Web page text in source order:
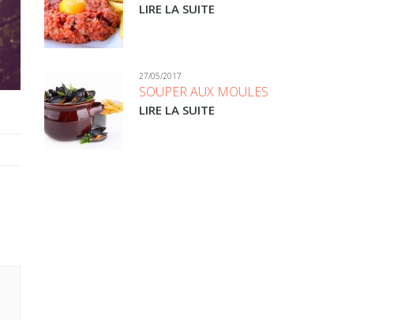
LIRE LA SUITE
27/05/2017
SOUPER AUX MOULES
LIRE LA SUITE